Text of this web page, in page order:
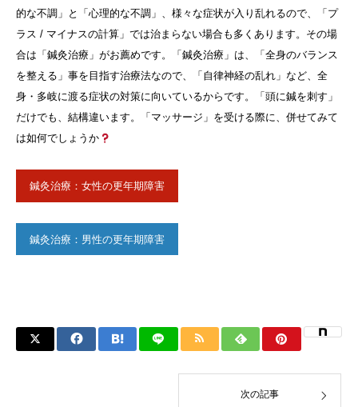
的な不調」と「心理的な不調」、様々な症状が入り乱れるので、「プ
ラス / マイナスの計算」では治まらない場合も多くあります。その場
合は「鍼灸治療」がお薦めです。「鍼灸治療」は、「全身のバランス
を整える」事を目指す治療法なので、「自律神経の乱れ」など、全
身・多岐に渡る症状の対策に向いているからです。「頭に鍼を刺す」
だけでも、結構違います。「マッサージ」を受ける際に、併せてみて
は如何でしょうか
鍼灸治療：女性の更年期障害
鍼灸治療：男性の更年期障害
次の記事